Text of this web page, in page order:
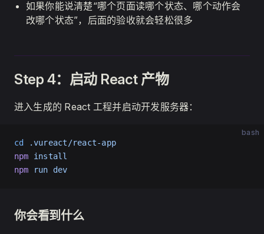
如果你能说清楚“哪个页面读哪个状态、哪个动作会
改哪个状态”，后面的验收就会轻松很多
Step 4：启动 React 产物
进入生成的 React 工程并启动开发服务器：
bash
cd
.vureact/react-app
npm install
npm run dev
你会看到什么